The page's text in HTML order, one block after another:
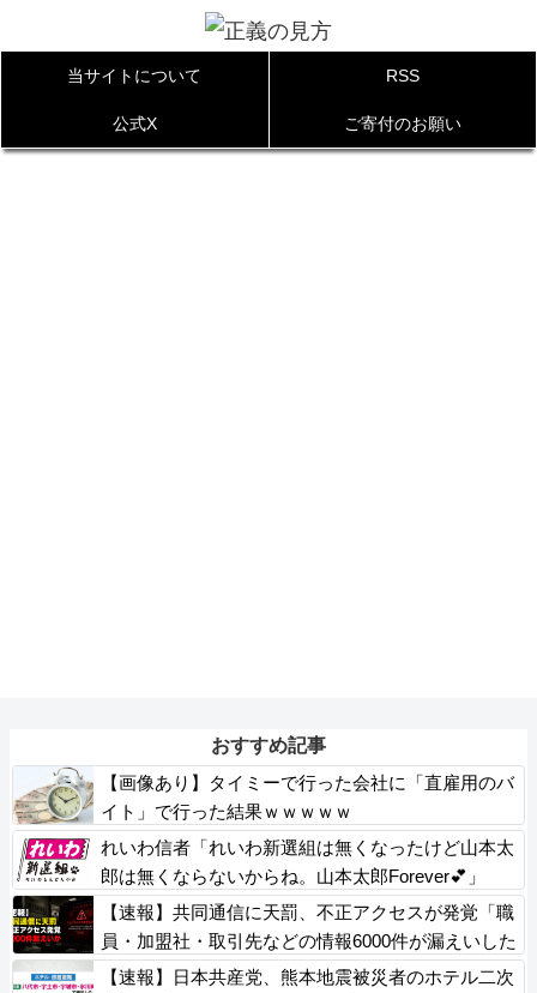
当サイトについて RSS
公式X ご寄付のお願い
おすすめ記事
【画像あり】タイミーで行った会社に「直雇用のバ
イト」で行った結果ｗｗｗｗｗ
れいわ信者「れいわ新選組は無くなったけど山本太
郎は無くならないからね。山本太郎Forever💕」
【速報】共同通信に天罰、不正アクセスが発覚「職
員・加盟社・取引先などの情報6000件が漏えいした
可能性」
【速報】日本共産党、熊本地震被災者のホテル二次